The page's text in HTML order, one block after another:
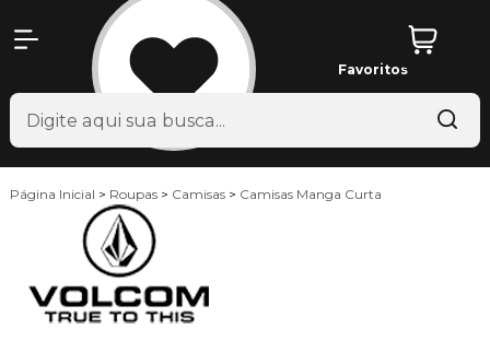
Favoritos
Página Inicial > Roupas > Camisas > Camisas Manga Curta